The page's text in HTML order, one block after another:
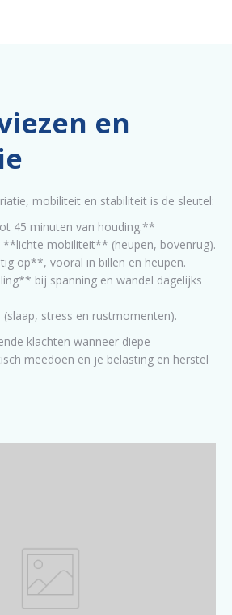
en
mobiliteit en stabiliteit is de sleutel:
45 minuten van houding.**
**lichte mobiliteit** (heupen, bovenrug).
op**, vooral in billen en heupen.
bij spanning en wandel dagelijks
stress en rustmomenten).
klachten wanneer diepe
meedoen en je belasting en herstel